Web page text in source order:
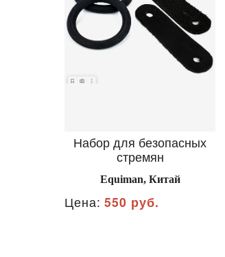
Набор для безопасных
стремян
Equiman, Китай
Цена: 550 руб.